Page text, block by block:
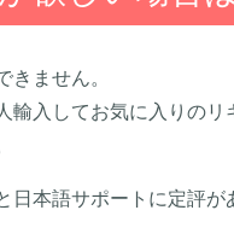
きません。
入してお気に入りのリ
日本語サポートに定評が